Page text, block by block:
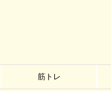
筋トレ